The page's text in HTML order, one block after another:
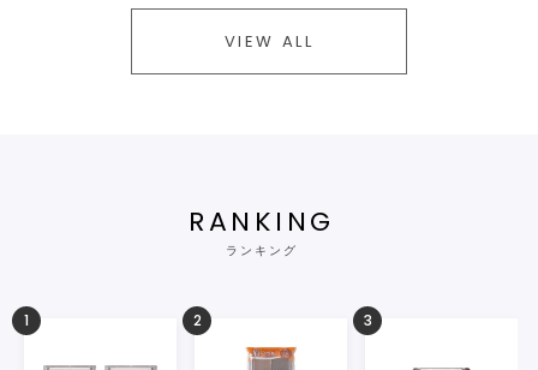
VIEW ALL
RANKING
ランキング
1 2 3